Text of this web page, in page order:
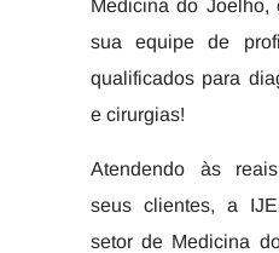
Medicina do
sua equipe de
qualificados para
e cirurgias!
Atendendo às
seus clientes, a
setor de Medicina